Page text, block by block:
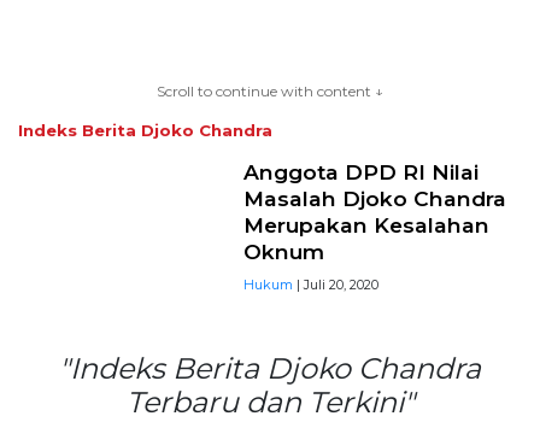
Scroll to continue with content ↓
Indeks Berita Djoko Chandra
Anggota DPD RI Nilai
Masalah Djoko Chandra
Merupakan Kesalahan
Oknum
Hukum | Juli 20, 2020
"Indeks Berita Djoko Chandra
Terbaru dan Terkini"